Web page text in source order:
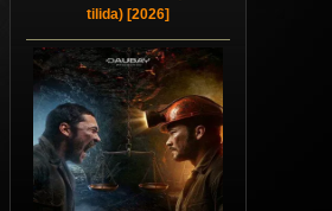
tilida) [2026]